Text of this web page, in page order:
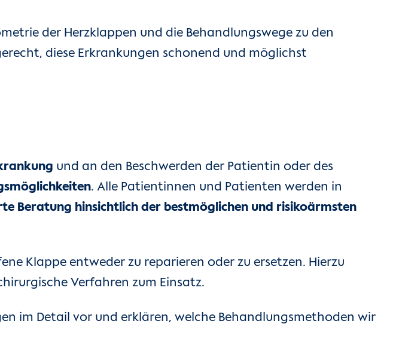
der Herzklappen und die Behandlungswege zu den
diese Erkrankungen schonend und möglichst
und an den Beschwerden der Patientin oder des
. Alle Patientinnen und Patienten werden in
Beratung hinsichtlich der bestmöglichen und risikoärmsten
Klappe entweder zu reparieren oder zu ersetzen. Hierzu
Verfahren zum Einsatz.
im Detail vor und erklären, welche Behandlungsmethoden wir